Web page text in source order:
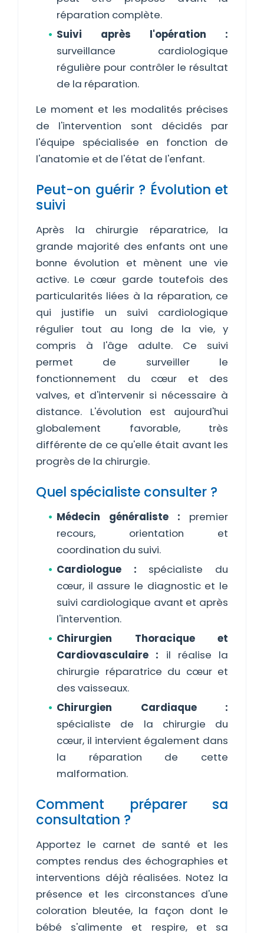
réparation complète.
Suivi après l'opération :
surveillance cardiologique
régulière pour contrôler le résultat
de la réparation.
Le moment et les modalités précises
de l'intervention sont décidés par
l'équipe spécialisée en fonction de
l'anatomie et de l'état de l'enfant.
Peut-on guérir ? Évolution et
suivi
Après la chirurgie réparatrice, la
grande majorité des enfants ont une
bonne évolution et mènent une vie
active. Le cœur garde toutefois des
particularités liées à la réparation, ce
qui justifie un suivi cardiologique
régulier tout au long de la vie, y
compris à l'âge adulte. Ce suivi
permet de surveiller le
fonctionnement du cœur et des
valves, et d'intervenir si nécessaire à
distance. L'évolution est aujourd'hui
globalement favorable, très
différente de ce qu'elle était avant les
progrès de la chirurgie.
Quel spécialiste consulter ?
Médecin généraliste : premier
recours, orientation et
coordination du suivi.
Cardiologue : spécialiste du
cœur, il assure le diagnostic et le
suivi cardiologique avant et après
l'intervention.
Chirurgien Thoracique et
Cardiovasculaire : il réalise la
chirurgie réparatrice du cœur et
des vaisseaux.
Chirurgien Cardiaque :
spécialiste de la chirurgie du
cœur, il intervient également dans
la réparation de cette
malformation.
Comment préparer sa
consultation ?
Apportez le carnet de santé et les
comptes rendus des échographies et
interventions déjà réalisées. Notez la
présence et les circonstances d'une
coloration bleutée, la façon dont le
bébé s'alimente et respire, et sa